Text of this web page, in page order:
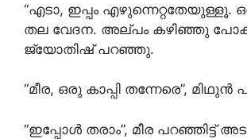
“എടാ, ഇപ്പം എഴുന്നെറ്റതേയുള്ളൂ.
തല വേദന. അല്പം കഴിഞ്ഞു
ജ്യോതിഷ് പറഞ്ഞു.
“മീര, ഒരു കാപ്പി തന്നേരെ”,
“ഇപ്പോൾ തരാം”, മീര പറഞ്ഞിട്ട്